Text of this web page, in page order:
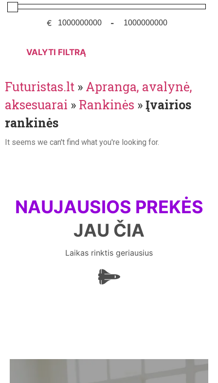
€ -
VALYTI FILTRĄ
Futuristas.lt » Apranga, avalynė,
aksesuarai » Rankinės »Įvairios
rankinės
It seems we can't find what you're looking for.
NAUJAUSIOS PREKĖS
JAU ČIA
Laikas rinktis geriausius